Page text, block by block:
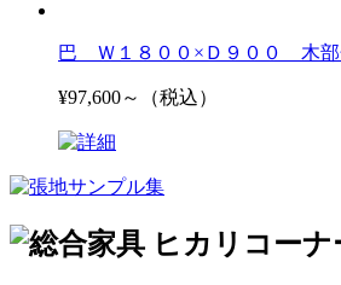
巴 Ｗ１８００×Ｄ９００ 木
¥97,600～（税込）